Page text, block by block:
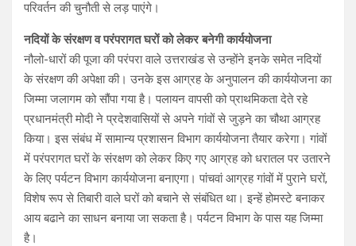
परिवर्तन की चुनौती से लड़ पाएंगे।
नदियों के संरक्षण व परंपरागत घरों को लेकर बनेगी कार्ययोजना
नौलो-धारों की पूजा की परंपरा वाले उत्तराखंड से उन्होंने इनके समेत नदियों
के संरक्षण की अपेक्षा की। उनके इस आग्रह के अनुपालन की कार्ययोजना का
जिम्मा जलागम को सौंपा गया है। पलायन वापसी को प्राथमिकता देते रहे
प्रधानमंत्री मोदी ने प्रदेशवासियों से अपने गांवों से जुड़ने का चौथा आग्रह
किया। इस संबंध में सामान्य प्रशासन विभाग कार्ययोजना तैयार करेगा। गांवों
में परंपरागत घरों के संरक्षण को लेकर किए गए आग्रह को धरातल पर उतारने
के लिए पर्यटन विभाग कार्ययोजना बनाएगा। पांचवां आग्रह गांवों में पुराने घरों,
विशेष रूप से तिबारी वाले घरों को बचाने से संबंधित था। इन्हें होमस्टे बनाकर
आय बढाने का साधन बनाया जा सकता है। पर्यटन विभाग के पास यह जिम्मा
है।